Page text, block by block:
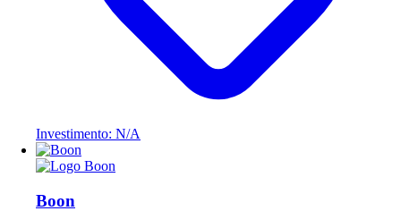
Investimento: N/A
Boon